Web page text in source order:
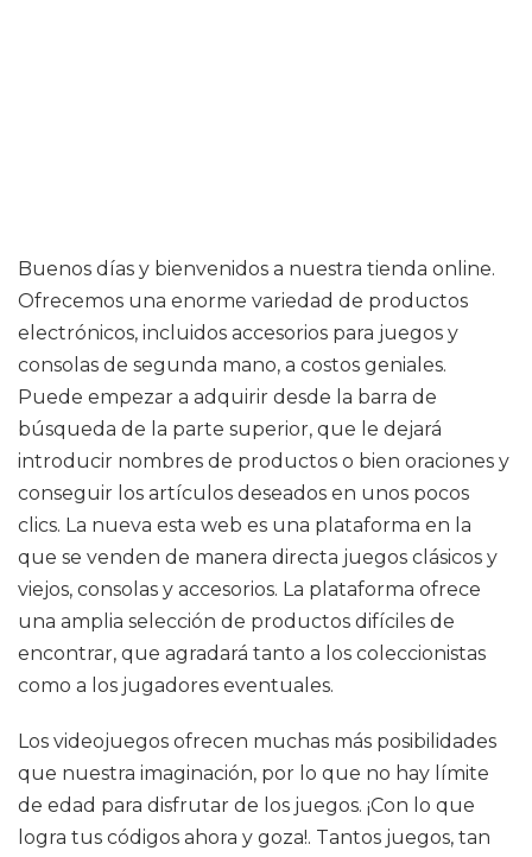
Buenos días y bienvenidos a nuestra tienda online.
Ofrecemos una enorme variedad de productos
electrónicos, incluidos accesorios para juegos y
consolas de segunda mano, a costos geniales.
Puede empezar a adquirir desde la barra de
búsqueda de la parte superior, que le dejará
introducir nombres de productos o bien oraciones y
conseguir los artículos deseados en unos pocos
clics. La nueva esta web es una plataforma en la
que se venden de manera directa juegos clásicos y
viejos, consolas y accesorios. La plataforma ofrece
una amplia selección de productos difíciles de
encontrar, que agradará tanto a los coleccionistas
como a los jugadores eventuales.
Los videojuegos ofrecen muchas más posibilidades
que nuestra imaginación, por lo que no hay límite
de edad para disfrutar de los juegos. ¡Con lo que
logra tus códigos ahora y goza!. Tantos juegos, tan